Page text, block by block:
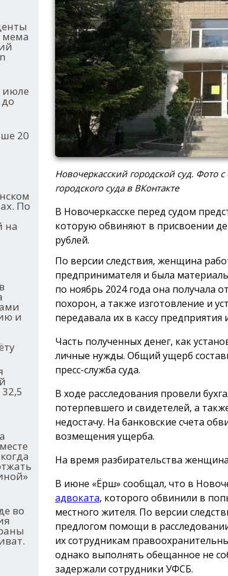
мема
июле
20
По
на
и
во
Новочеркасский городской суд. Фото
городского суда в ВКонтакте
В Новочеркасске перед судом
которую обвиняют в присвоении
рублей.
По версии следствия, женщина
предпринимателя и была
по ноябрь 2024 года она получала
похорон, а также изготовление и
передавала их в кассу
Часть полученных денег, как
личные нужды. Общий ущерб
пресс-служба суда.
В ходе расследования провели
потерпевшего и свидетелей, а
недостачу. На банковские счета
возмещения ущерба.
На время разбирательства
В июне «Ёрш» сообщал, что в
адвоката, которого обвинили в
местного жителя. По версии
предлогом помощи в
их сотрудникам
однако выполнять обещанное не
задержали сотрудники УФСБ.